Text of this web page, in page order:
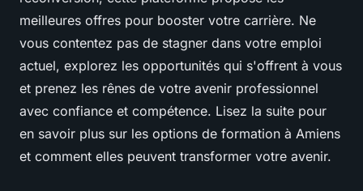
meilleures offres pour booster votre carrière. Ne
vous contentez pas de stagner dans votre emploi
actuel, explorez les opportunités qui s'offrent à vous
et prenez les rênes de votre avenir professionnel
avec confiance et compétence. Lisez la suite pour
en savoir plus sur les options de formation à Amiens
et comment elles peuvent transformer votre avenir.